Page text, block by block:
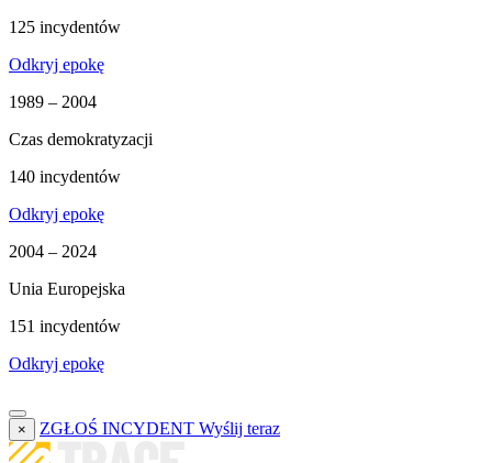
125 incydentów
Odkryj epokę
1989 – 2004
Czas demokratyzacji
140 incydentów
Odkryj epokę
2004 – 2024
Unia Europejska
151 incydentów
Odkryj epokę
× ZGŁOŚ INCYDENT Wyślij teraz